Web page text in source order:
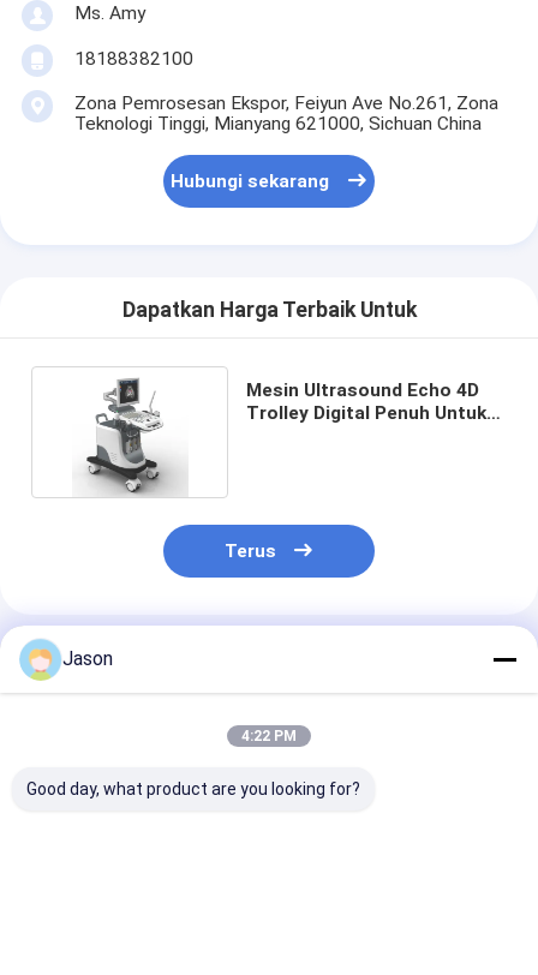
Ms. Amy
18188382100
Zona Pemrosesan Ekspor, Feiyun Ave No.261, Zona
Teknologi Tinggi, Mianyang 621000, Sichuan China
Hubungi sekarang
Dapatkan Harga Terbaik Untuk
Mesin Ultrasound Echo 4D
Trolley Digital Penuh Untuk
Terus
Rekomendasi Produk
Jason
4:22 PM
Good day, what product are you looking for?